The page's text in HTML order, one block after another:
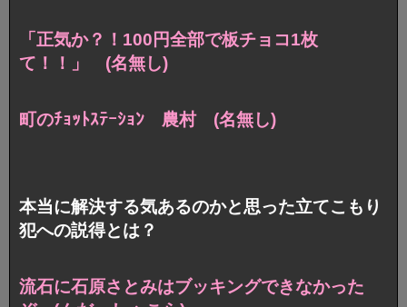
「正気か？！100円全部で板チョコ1枚
て！！」 (名無し)
町のﾁｮｯﾄｽﾃｰｼｮﾝ 農村 (名無し)
本当に解決する気あるのかと思った立てこもり
犯への説得とは？
流石に石原さとみはブッキングできなかった